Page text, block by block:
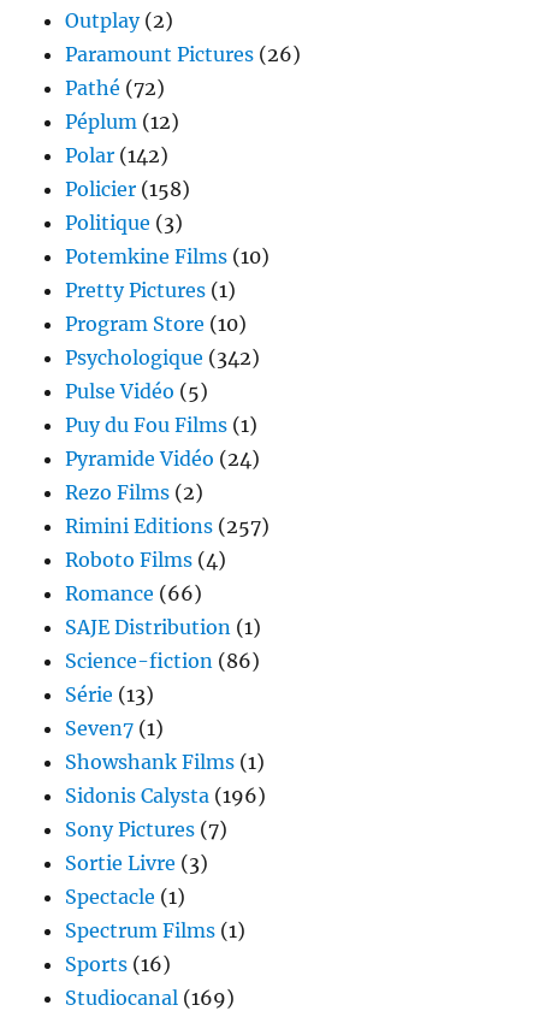
Outplay(2)
Paramount Pictures (26)
Pathé (72)
Péplum (12)
Polar (142)
Policier (158)
Politique (3)
Potemkine Films (10)
Pretty Pictures (1)
Program Store (10)
Psychologique (342)
Pulse Vidéo (5)
Puy du Fou Films (1)
Pyramide Vidéo (24)
Rezo Films (2)
Rimini Editions (257)
Roboto Films (4)
Romance (66)
SAJE Distribution (1)
Science-fiction (86)
Série (13)
Seven7 (1)
Showshank Films (1)
Sidonis Calysta (196)
Sony Pictures (7)
Sortie Livre (3)
Spectacle (1)
Spectrum Films (1)
Sports (16)
Studiocanal (169)